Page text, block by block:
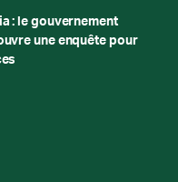
: le gouvernement
une enquête pour